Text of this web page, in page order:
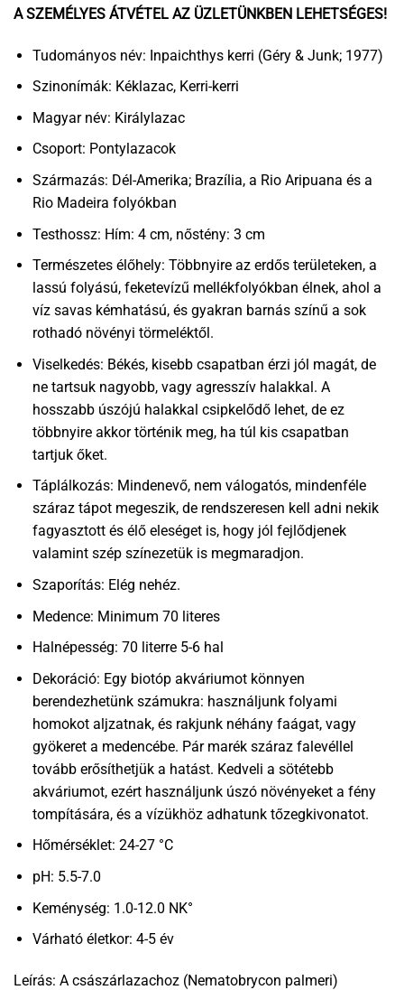
A SZEMÉLYES ÁTVÉTEL AZ ÜZLETÜNKBEN LEHETSÉGES!
Tudományos név: Inpaichthys kerri (Géry & Junk; 1977)
Szinonímák: Kéklazac, Kerri-kerri
Magyar név: Királylazac
Csoport: Pontylazacok
Származás: Dél-Amerika; Brazília, a Rio Aripuana és a
Rio Madeira folyókban
Testhossz: Hím: 4 cm, nőstény: 3 cm
Természetes élőhely: Többnyire az erdős területeken, a
lassú folyású, feketevízű mellékfolyókban élnek, ahol a
víz savas kémhatású, és gyakran barnás színű a sok
rothadó növényi törmeléktől.
Viselkedés: Békés, kisebb csapatban érzi jól magát, de
ne tartsuk nagyobb, vagy agresszív halakkal. A
hosszabb úszójú halakkal csipkelődő lehet, de ez
többnyire akkor történik meg, ha túl kis csapatban
tartjuk őket.
Táplálkozás: Mindenevő, nem válogatós, mindenféle
száraz tápot megeszik, de rendszeresen kell adni nekik
fagyasztott és élő eleséget is, hogy jól fejlődjenek
valamint szép színezetük is megmaradjon.
Szaporítás: Elég nehéz.
Medence: Minimum 70 literes
Halnépesség: 70 literre 5-6 hal
Dekoráció: Egy biotóp akváriumot könnyen
berendezhetünk számukra: használjunk folyami
homokot aljzatnak, és rakjunk néhány faágat, vagy
gyökeret a medencébe. Pár marék száraz falevéllel
tovább erősíthetjük a hatást. Kedveli a sötétebb
akváriumot, ezért használjunk úszó növényeket a fény
tompítására, és a vízükhöz adhatunk tőzegkivonatot.
Hőmérséklet: 24-27 °C
pH: 5.5-7.0
Keménység: 1.0-12.0 NK°
Várható életkor: 4-5 év
Leírás: A császárlazachoz (Nematobrycon palmeri)